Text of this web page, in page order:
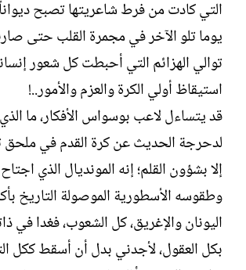
التي كادت من فرط شاعريتها تصبح
يوما تلو الآخر في مجمرة القلب حتى
توالي الهزائم التي أحبطت كل شعور
استيقاظ أولي الكرة والعزم والأمور..!
قد يتساءل لاعب بوسواس الأفكار، ما
لدحرجة الحديث عن كرة القدم في ملحق
إلا بشؤون القلم؛ إنه المونديال الذي
وطقوسه الأسطورية الموصولة التاريخ
اليونان والإغريق، كل الشعوب، فغدا في
بكل العقول، لأجدني بدل أن أسقط ككل